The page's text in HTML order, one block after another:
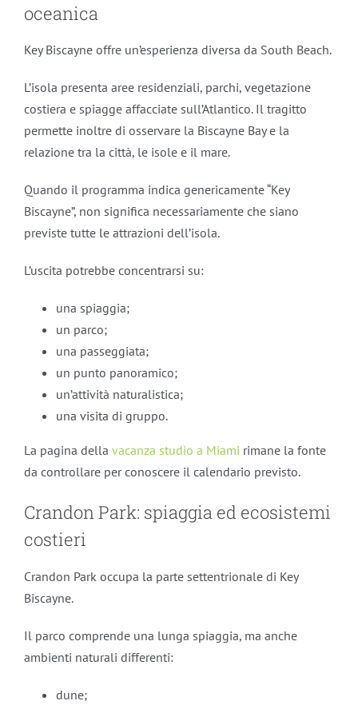
oceanica
Key Biscayne offre un’esperienza diversa da South Beach.
L’isola presenta aree residenziali, parchi, vegetazione
costiera e spiagge affacciate sull’Atlantico. Il tragitto
permette inoltre di osservare la Biscayne Bay e la
relazione tra la città, le isole e il mare.
Quando il programma indica genericamente “Key
Biscayne”, non significa necessariamente che siano
previste tutte le attrazioni dell’isola.
L’uscita potrebbe concentrarsi su:
una spiaggia;
un parco;
una passeggiata;
un punto panoramico;
un’attività naturalistica;
una visita di gruppo.
La pagina della vacanza studio a Miami rimane la fonte
da controllare per conoscere il calendario previsto.
Crandon Park: spiaggia ed ecosistemi
costieri
Crandon Park occupa la parte settentrionale di Key
Biscayne.
Il parco comprende una lunga spiaggia, ma anche
ambienti naturali differenti:
dune;